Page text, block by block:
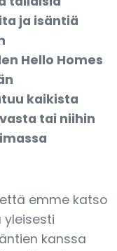
ja isäntiä
Hello Homes
kaikista
tai niihin
emme katso
kanssa